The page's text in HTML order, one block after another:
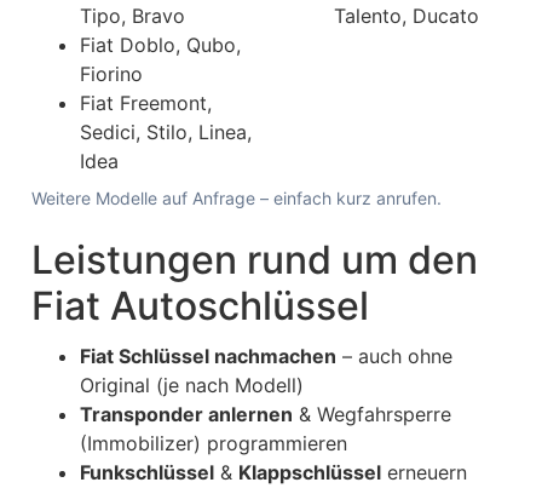
Tipo, Bravo
Fiat Doblo, Qubo,
Fiorino
Fiat Freemont,
Sedici, Stilo, Linea,
Idea
Talento, Ducato
Weitere Modelle auf Anfrage – einfach kurz anrufen.
Leistungen rund um den
Fiat Autoschlüssel
Fiat Schlüssel nachmachen – auch ohne
Original (je nach Modell)
Transponder anlernen & Wegfahrsperre
(Immobilizer) programmieren
Funkschlüssel & Klappschlüssel erneuern